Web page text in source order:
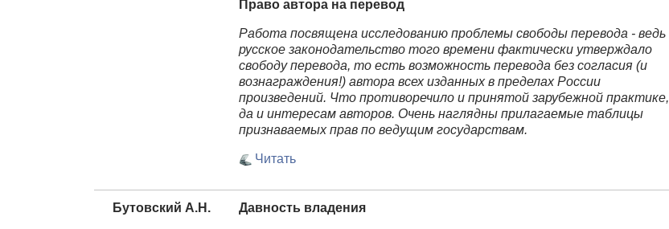
Право автора на перевод
Работа посвящена исследованию проблемы свободы перевода - ведь
русское законодательство того времени фактически утверждало
свободу перевода, то есть возможность перевода без согласия (и
вознаграждения!) автора всех изданных в пределах России
произведений. Что противоречило и принятой зарубежной практике,
да и интересам авторов. Очень наглядны прилагаемые таблицы
признаваемых прав по ведущим государствам.
Читать
Бутовский А.Н. Давность владения